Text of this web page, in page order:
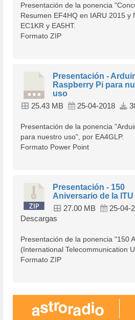
Presentación de la ponencia
Resumen EF4HQ en IARU 2015 y
EC1KR y EA5HT.
Formato ZIP
Presentación -
Raspberry Pi para
uso
25.43 MB 25-04-2018
Presentación de la ponencia
para nuestro uso", por EA4GLP.
Formato Power Point
Presentación - 150
Aniversario de la ITU
27.00 MB 25-04-
Descargas
Presentación de la ponencia "150
(International Telecommunication
Formato ZIP